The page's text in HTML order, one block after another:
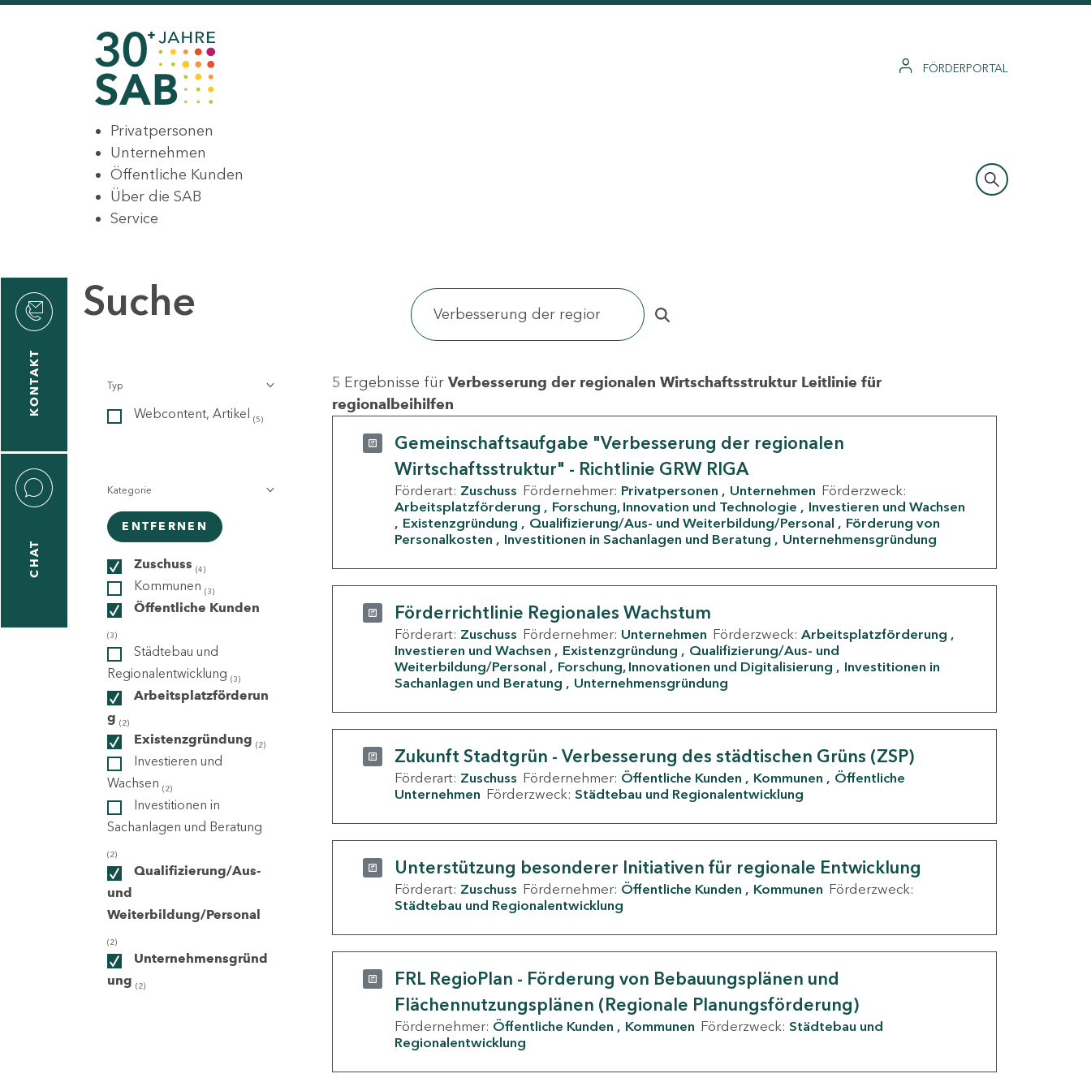
FÖRDERPORTAL
Privatpersonen
Unternehmen
Öffentliche Kunden
Über die SAB
Service
KONTAKT
CHAT
Suche
Typ
Webcontent, Artikel (5)
Kategorie
ENTFERNEN
Zuschuss (4)
Kommunen (3)
Öffentliche Kunden
(3)
Städtebau und
Regionalentwicklung (3)
Arbeitsplatzförderun
g (2)
Existenzgründung (2)
Investieren und
Wachsen (2)
Investitionen in
Sachanlagen und Beratung
(2)
Qualifizierung/Aus-
und
Weiterbildung/Personal
(2)
Unternehmensgründ
ung (2)
5 Ergebnisse für Verbesserung der regionalen Wirtschaftsstruktur Leitlinie für
regionalbeihilfen
Gemeinschaftsaufgabe "Verbesserung der regionalen
Wirtschaftsstruktur" - Richtlinie GRW RIGA
Förderart: Zuschuss Fördernehmer: Privatpersonen Unternehmen Förderzweck:
Arbeitsplatzförderung
Forschung, Innovation und Technologie
Investieren und Wachsen
Existenzgründung
Qualifizierung/Aus- und Weiterbildung/Personal
Förderung von
Personalkosten
Investitionen in Sachanlagen und Beratung Unternehmensgründung
Förderrichtlinie Regionales Wachstum
Förderart: Zuschuss Fördernehmer: Unternehmen Förderzweck: Arbeitsplatzförderung
Investieren und Wachsen
Existenzgründung
Qualifizierung/Aus- und
Weiterbildung/Personal
Forschung, Innovationen und Digitalisierung
Investitionen in
Sachanlagen und Beratung
Unternehmensgründung
Zukunft Stadtgrün - Verbesserung des städtischen Grüns (ZSP)
Förderart: Zuschuss Fördernehmer: Öffentliche Kunden Kommunen
Öffentliche
Unternehmen Förderzweck: Städtebau und Regionalentwicklung
Unterstützung besonderer Initiativen für regionale Entwicklung
Förderart: Zuschuss Fördernehmer: Öffentliche Kunden Kommunen Förderzweck:
Städtebau und Regionalentwicklung
FRL RegioPlan - Förderung von Bebauungsplänen und
Flächennutzungsplänen (Regionale Planungsförderung)
Fördernehmer: Öffentliche Kunden Kommunen Förderzweck: Städtebau und
Regionalentwicklung